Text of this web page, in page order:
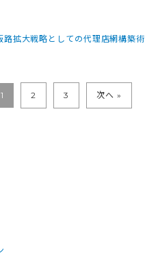
路拡大戦略としての代理店網構築術
1 2 3 次へ »